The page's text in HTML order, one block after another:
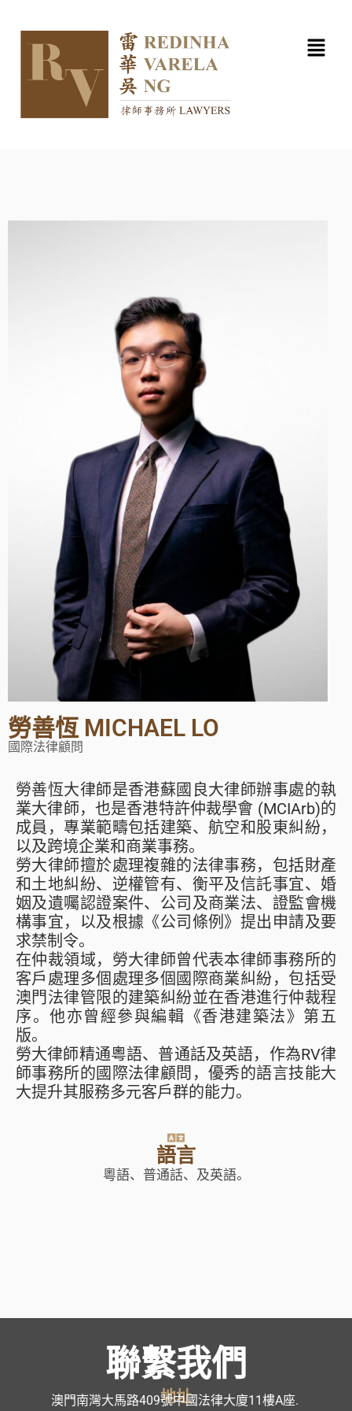
勞善恆 MICHAEL LO
國際法律顧問
勞善恆大律師是香港蘇國良大律師辦事處的執
業大律師，也是香港特許仲裁學會 (MCIArb)的
成員，專業範疇包括建築、航空和股東糾紛，
以及跨境企業和商業事務。
勞大律師擅於處理複雜的法律事務，包括財產
和土地糾紛、逆權管有、衡平及信託事宜、婚
姻及遺囑認證案件、公司及商業法、證監會機
構事宜，以及根據《公司條例》提出申請及要
求禁制令。
在仲裁領域，勞大律師曾代表本律師事務所的
客戶處理多個處理多個國際商業糾紛，包括受
澳門法律管限的建築糾紛並在香港進行仲裁程
序。他亦曾經參與編輯《香港建築法》第五
版。
勞大律師精通粵語、普通話及英語，作為RV律
師事務所的國際法律顧問，優秀的語言技能大
大提升其服務多元客戶群的能力。
語言
粵語、普通話、及英語。
聯繫我們
地址
澳門南灣大馬路409號中國法律大廈11樓A座.